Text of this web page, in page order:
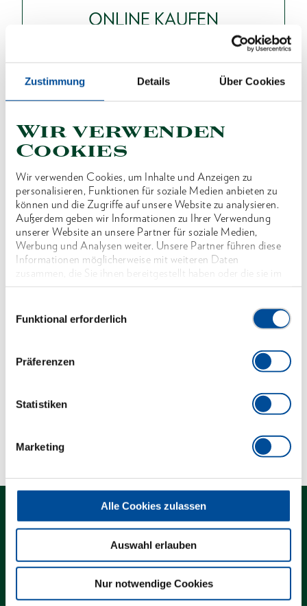
Zustimmung Details Über Cookies
Wir verwenden
Cookies
Wir verwenden Cookies, um Inhalte und Anzeigen zu
personalisieren, Funktionen für soziale Medien anbieten zu
können und die Zugriffe auf unsere Website zu analysieren.
Außerdem geben wir Informationen zu Ihrer Verwendung
unserer Website an unsere Partner für soziale Medien,
Werbung und Analysen weiter. Unsere Partner führen diese
Informationen möglicherweise mit weiteren Daten
zusammen, die Sie ihnen bereitgestellt haben oder die sie im
Rahmen Ihrer Nutzung der Dienste gesammelt haben. Unsere
Funktional erforderlich
Präferenzen
Statistiken
Marketing
Alle Cookies zulassen
Auswahl erlauben
Nur notwendige Cookies
ONLINE KAUFEN
HÄNDLER FINDEN
Produktlinie EAN4010886621080
Produktbeschreibung
Ausführung nach DIN 896, Form B, ISO 2236, ISO
1085
Mit Hohlschaft, aus Stahlrohr, DIN 2391 nahtlos,
gehärtet, aus Werkstoff C35, verchromt
Mit Bohrung für Drehstifte No. 26 D und No. 26
RS (bitte separat bestellen)
Kontakt